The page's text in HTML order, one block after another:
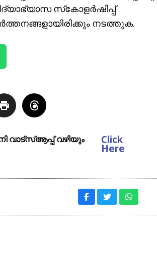
സ്‌കോളര്‍ഷിപ്പ്
നടത്തുക.
വാട്സ്ആപ്പ് വഴിയും Click
Here